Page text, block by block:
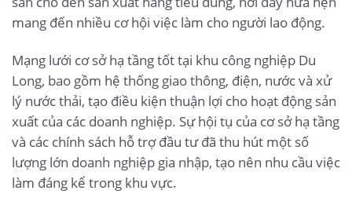
mang đến nhiều cơ hội việc làm cho người lao động.
Mạng lưới cơ sở hạ tầng tốt tại khu công nghiệp Du
Long, bao gồm hệ thống giao thông, điện, nước và xử
lý nước thải, tạo điều kiện thuận lợi cho hoạt động sản
xuất của các doanh nghiệp. Sự hội tụ của cơ sở hạ tầng
và các chính sách hỗ trợ đầu tư đã thu hút một số
lượng lớn doanh nghiệp gia nhập, tạo nên nhu cầu việc
làm đáng kể trong khu vực.